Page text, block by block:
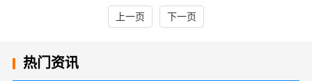
上一页 下一页
热门资讯